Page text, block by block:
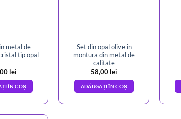
metal de
tip opal
lei
ÎN COȘ
Set din opal olive in
montura din metal de
calitate
58,00 lei
ADĂUGAȚI ÎN COȘ